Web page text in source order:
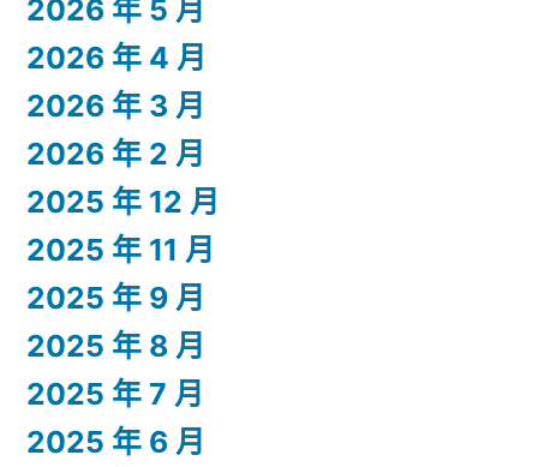
2026 年 5 月
2026 年 4 月
2026 年 3 月
2026 年 2 月
2025 年 12 月
2025 年 11 月
2025 年 9 月
2025 年 8 月
2025 年 7 月
2025 年 6 月